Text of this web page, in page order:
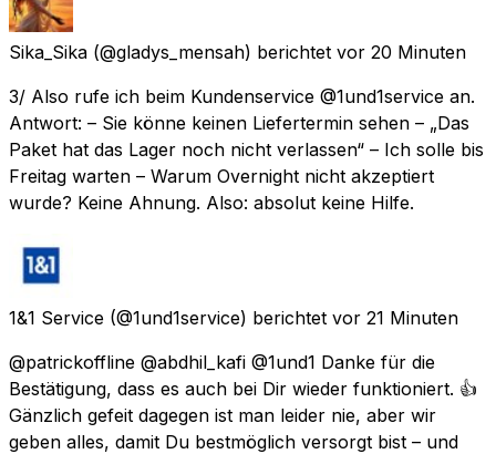
Sika_Sika (@gladys_mensah) berichtet vor 20 Minuten
3/ Also rufe ich beim Kundenservice @1und1service an.
Antwort: – Sie könne keinen Liefertermin sehen – „Das
Paket hat das Lager noch nicht verlassen“ – Ich solle bis
Freitag warten – Warum Overnight nicht akzeptiert
wurde? Keine Ahnung. Also: absolut keine Hilfe.
1&1 Service (@1und1service) berichtet vor 21 Minuten
@patrickoffline @abdhil_kafi @1und1 Danke für die
Bestätigung, dass es auch bei Dir wieder funktioniert. 👍
Gänzlich gefeit dagegen ist man leider nie, aber wir
geben alles, damit Du bestmöglich versorgt bist – und